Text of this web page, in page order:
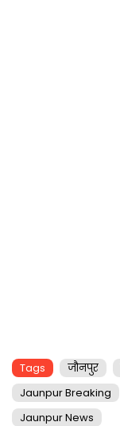
Tags जौनपुर
Jaunpur Breaking
Jaunpur News